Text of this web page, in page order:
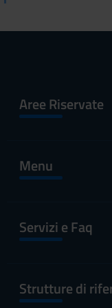
Aree Riservate
Menu
Servizi e Faq
Strutture di